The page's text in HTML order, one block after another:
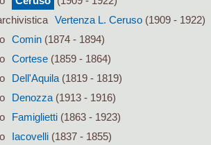
Vertenza L. Ceruso(1909 - 1922)
Comin(1874 - 1894)
Cortese(1859 - 1864)
Dell'Aquila(1819 - 1819)
Denozza(1913 - 1916)
Famiglietti(1863 - 1923)
Iacovelli(1837 - 1855)